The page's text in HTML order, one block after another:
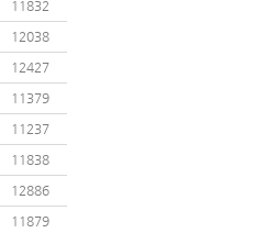
11832
12038
12427
11379
11237
11838
12886
11879